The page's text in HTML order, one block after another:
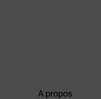
A propos